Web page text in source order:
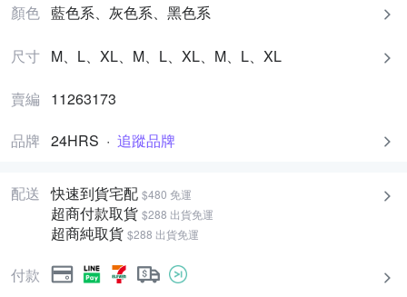
顏色 藍色系、灰色系、黑色系
尺寸 M、L、XL、M、L、XL、M、L、XL
賣編
11263173
品牌 24HRS · 追蹤品牌
配送 快速到貨宅配 $480 免運
超商付款取貨 $288 出貨免運
超商純取貨 $288 出貨免運
付款